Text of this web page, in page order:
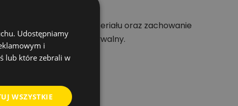
osprzętu do materiału oraz zachowanie
bardziej przewidywalny.
Udostępniamy
i
lub które zebrali w
WSZYSTKIE